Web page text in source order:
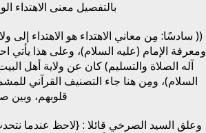
بالتفصيل معنى الاهتداء
(( سادسًا: مِن معاني الاهتداء هو الاهتداء إلى
ومعرفة الإمام (عليه السلام)، وعلى هذا
آله الصلاة والتسليم) كان عن ولاية أهل
السلام)، ومِن هنا جاء التصنيف القرآني
قلوبهم، وبين
وعلق السيد الصرخي قائلا : {لاحظ عندما